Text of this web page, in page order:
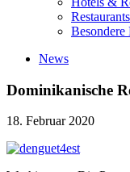
Restaurants
Besondere
News
Dominikanische
18. Februar 2020